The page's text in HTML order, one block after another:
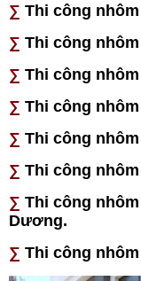
∑ Thi công
∑ Thi công
∑ Thi công
∑ Thi công
∑ Thi công
∑ Thi công
∑ Thi công
Dương.
∑ Thi công